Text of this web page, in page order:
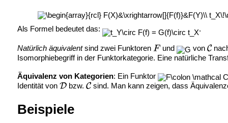
Als Formel bedeutet das: .
Natürlich äquivalentsind zwei Funktoren und von
Isomorphiebegriff in der Funktorkategorie. Eine natürliche
Äquivalenz von Kategorien: Ein Funktor
Identität von
bzw. sind. Man kann zeigen, dass
Beispiele